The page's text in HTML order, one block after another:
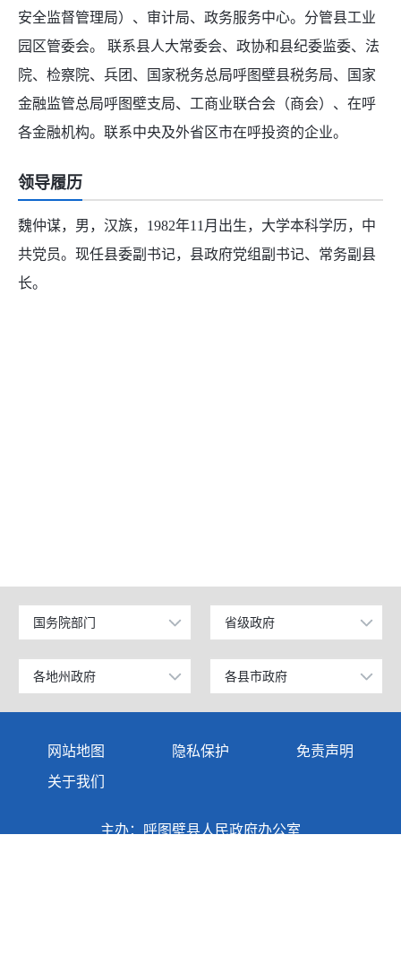
安全监督管理局）、审计局、政务服务中心。分管县工业
园区管委会。 联系县人大常委会、政协和县纪委监委、法
院、检察院、兵团、国家税务总局呼图壁县税务局、国家
金融监管总局呼图壁支局、工商业联合会（商会）、在呼
各金融机构。联系中央及外省区市在呼投资的企业。
领导履历
魏仲谋，男，汉族，1982年11月出生，大学本科学历，中
共党员。现任县委副书记，县政府党组副书记、常务副县
长。
国务院部门
公安部
工业和信息化部
科学技术部
教育部
国家发展和改革委员会
国防部
省级政府
北京
上海
广东
天津
山东
各地州政府
乌鲁木齐市
各县市政府
昌吉市
网站地图 隐私保护
免责声明
关于我们
主办：呼图壁县人民政府办公室